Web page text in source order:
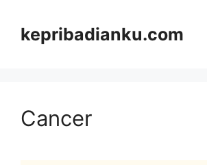
kepribadianku.com
Cancer